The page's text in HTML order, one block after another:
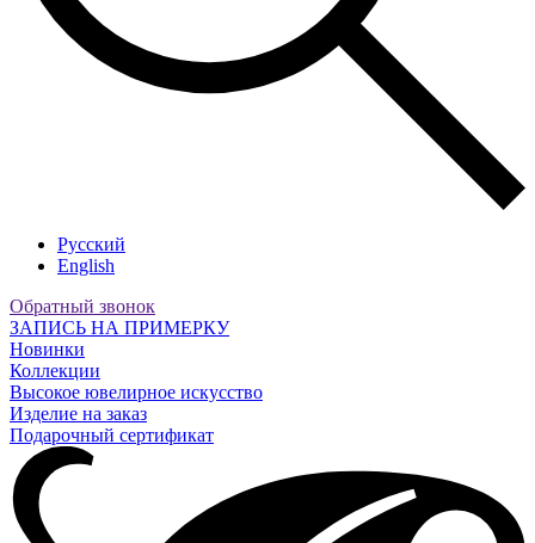
Русский
English
Обратный звонок
ЗАПИСЬ НА ПРИМЕРКУ
Новинки
Коллекции
Высокое ювелирное искусство
Изделие на заказ
Подарочный сертификат